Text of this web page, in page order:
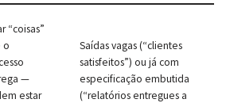
“coisas”
o
—
estar
Saídas vagas (“clientes
satisfeitos”) ou já com
especificação embutida
(“relatórios entregues a